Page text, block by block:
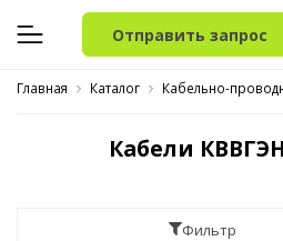
Отправить запрос
Главная Каталог Кабельно-
Кабели
Фильтр